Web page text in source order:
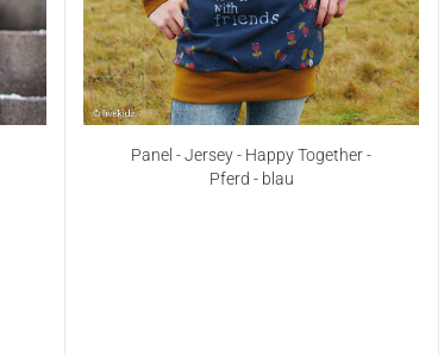
Panel - Jersey - Happy Together -
Pferd - blau